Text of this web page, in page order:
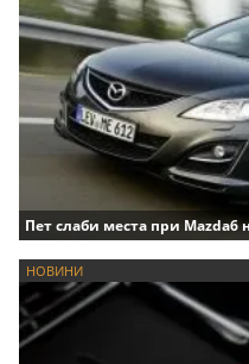
Пет слаби места при Mazda6
НОВИНИ